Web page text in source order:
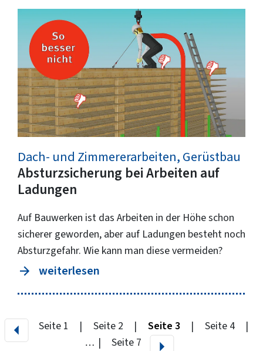
Dach- und Zimmererarbeiten, Gerüstbau
Absturzsicherung bei Arbeiten auf
Ladungen
Auf Bauwerken ist das Arbeiten in der Höhe schon
sicherer geworden, aber auf Ladungen besteht noch
Absturzgefahr. Wie kann man diese vermeiden?
weiterlesen
Vorherige Seite
Seite 1 Seite 2 Seite 3
Seite 4
…
Seite 7